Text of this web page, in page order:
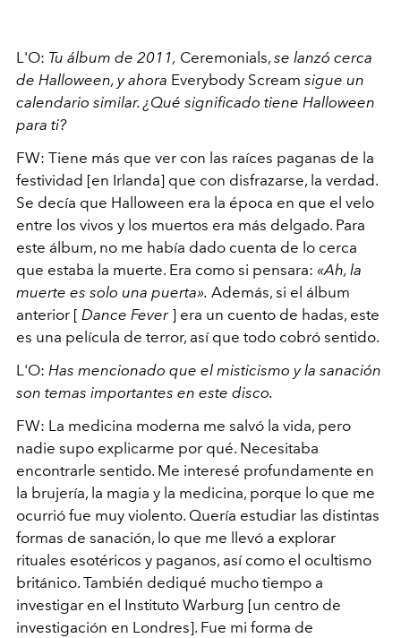
L'O: Tu álbum de 2011, Ceremonials, se lanzó cerca
de Halloween, y ahora Everybody Scream sigue un
calendario similar. ¿Qué significado tiene Halloween
para ti?
FW: Tiene más que ver con las raíces paganas de la
festividad [en Irlanda] que con disfrazarse, la verdad.
Se decía que Halloween era la época en que el velo
entre los vivos y los muertos era más delgado. Para
este álbum, no me había dado cuenta de lo cerca
que estaba la muerte. Era como si pensara: «Ah, la
muerte es solo una puerta». Además, si el álbum
anterior [ Dance Fever] era un cuento de hadas, este
es una película de terror, así que todo cobró sentido.
L'O: Has mencionado que el misticismo y la sanación
son temas importantes en este disco.
FW: La medicina moderna me salvó la vida, pero
nadie supo explicarme por qué. Necesitaba
encontrarle sentido. Me interesé profundamente en
la brujería, la magia y la medicina, porque lo que me
ocurrió fue muy violento. Quería estudiar las distintas
formas de sanación, lo que me llevó a explorar
rituales esotéricos y paganos, así como el ocultismo
británico. También dediqué mucho tiempo a
investigar en el Instituto Warburg [un centro de
investigación en Londres]. Fue mi forma de